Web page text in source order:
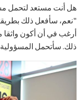
هل أنت مستعد لتحمل
"نعم، سأفعل ذلك
أرغب في أن أكون
ذلك. سأتحمل